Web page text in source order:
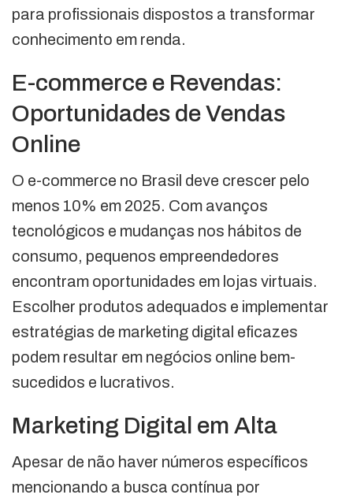
para profissionais dispostos a transformar
conhecimento em renda.
E-commerce e Revendas:
Oportunidades de Vendas
Online
O e-commerce no Brasil deve crescer pelo
menos 10% em 2025. Com avanços
tecnológicos e mudanças nos hábitos de
consumo, pequenos empreendedores
encontram oportunidades em lojas virtuais.
Escolher produtos adequados e implementar
estratégias de marketing digital eficazes
podem resultar em negócios online bem-
sucedidos e lucrativos.
Marketing Digital em Alta
Apesar de não haver números específicos
mencionando a busca contínua por